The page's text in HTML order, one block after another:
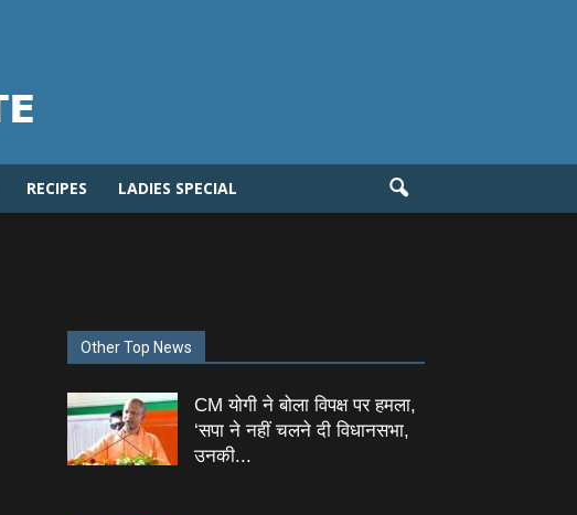
RECIPES LADIES SPECIAL
Other Top News
CM योगी ने बोला विपक्ष पर हमला,
‘सपा ने नहीं चलने दी विधानसभा,
उनकी...